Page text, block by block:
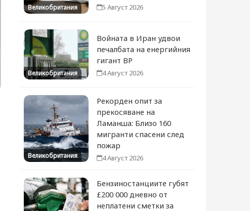
Великобритания 5 Август 2026
Великобритания
Войната в Иран удвои
печалбата на енергийния
гигант BP
4 Август 2026
Великобритания
Рекорден опит за
прекосяване на
Ламанша: Близо 160
мигранти спасени след
пожар
4 Август 2026
Бензиностанциите губят
£200 000 дневно от
неплатени сметки за